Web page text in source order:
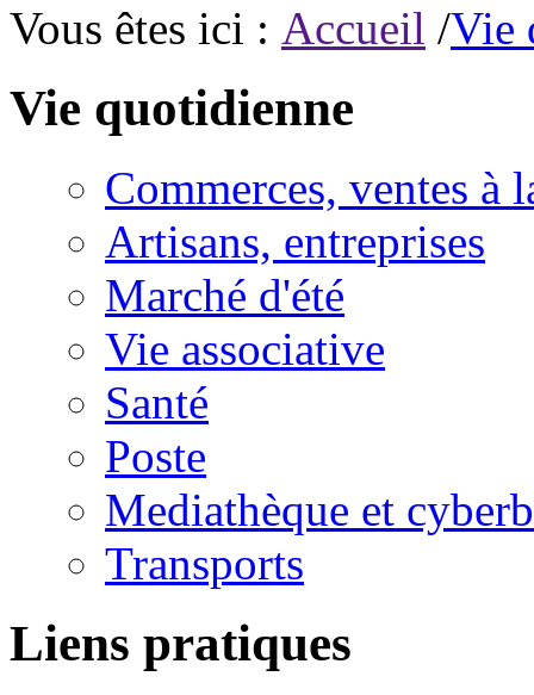
Vous êtes ici : Accueil /Vie
Vie quotidienne
Commerces, ventes à
Artisans, entreprises
Marché d'été
Vie associative
Santé
Poste
Mediathèque et
Transports
Liens pratiques